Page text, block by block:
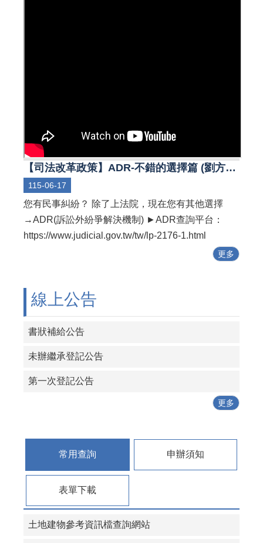
【司法改革政策】ADR-不錯的選擇篇 (劉方慈、陳昊森)
115-06-17
您有民事糾紛？ 除了上法院，現在您有其他選擇
→ADR(訴訟外紛爭解決機制) ►ADR查詢平台：
https://www.judicial.gov.tw/tw/lp-2176-1.html
更多
線上公告
書狀補給公告
未辦繼承登記公告
第一次登記公告
更多
常用查詢 申辦須知
表單下載
土地建物參考資訊檔查詢網站